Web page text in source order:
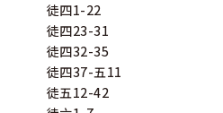
徒四1-22
徒四23-31
徒四32-35
徒四37-五11
徒五12-42